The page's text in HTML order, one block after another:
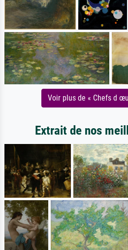
Voir plus de « Chefs d
Extrait de nos